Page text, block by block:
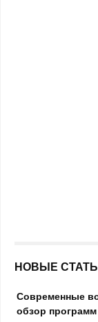
НОВЫЕ
Современные
обзор